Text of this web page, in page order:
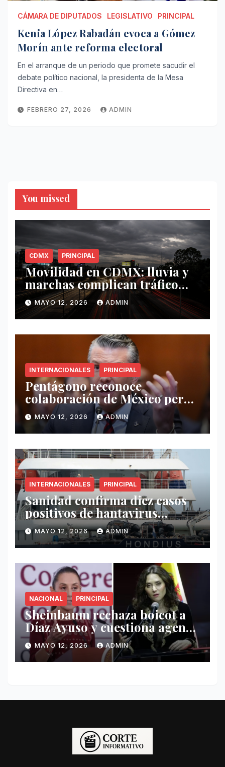
CÁMARA DE DIPUTADOS LEGISLATIVO PRINCIPAL
Kenia López Rabadán evoca a Gómez
Morín ante reforma electoral
En el arranque de un periodo que promete sacudir el
debate político nacional, la presidenta de la Mesa
Directiva en…
FEBRERO 27, 2026 ADMIN
You missed
CDMX PRINCIPAL
Movilidad en CDMX: lluvia y
marchas complican tráfico
este 12 de mayo
MAYO 12, 2026 ADMIN
INTERNACIONALES PRINCIPAL
Pentágono reconoce
colaboración de México pero
exige mayor operatividad
antidrogas
MAYO 12, 2026 ADMIN
INTERNACIONALES PRINCIPAL
Sanidad confirma diez casos
positivos de hantavirus
vinculados al crucero MV
Hondius
MAYO 12, 2026 ADMIN
NACIONAL PRINCIPAL
Sheinbaum rechaza boicot a
Díaz Ayuso y cuestiona agenda
de funcionaria española
MAYO 12, 2026 ADMIN